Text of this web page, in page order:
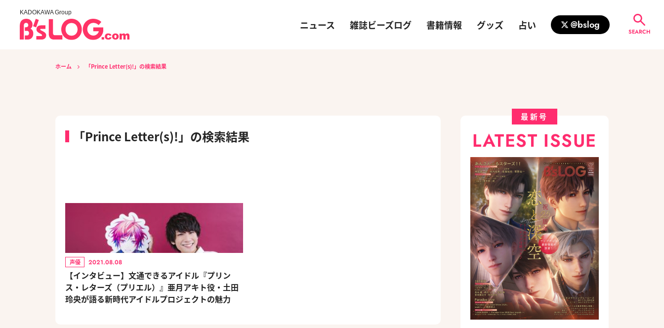
KADOKAWA Group
ニュース 雑誌ビーズログ 書籍情報 グッズ 占い @bslog
SEARCH
ホーム 「Prince Letter(s)!」の検索結果
「Prince Letter(s)!」の検索結果
声優 2021.08.08
【インタビュー】文通できるアイドル『プリン
ス・レターズ（プリエル）』亜月アキト役・土田
玲央が語る新時代アイドルプロジェクトの魅力
最新号
LATEST ISSUE